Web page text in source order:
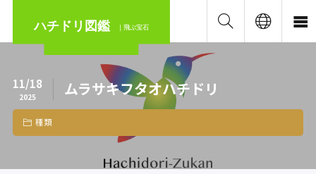
ハチドリ図鑑 ｜飛ぶ宝石
11/18
2025 ムラサキフタオハチドリ
種類